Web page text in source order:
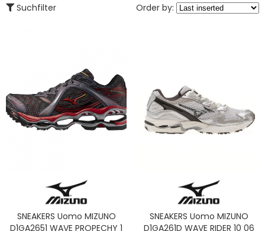
Suchfilter Order by:
SNEAKERS Uomo MIZUNO
D1GA2651 WAVE PROPECHY 1
SNEAKERS Uomo MIZUNO
D1GA261D WAVE RIDER 10 06